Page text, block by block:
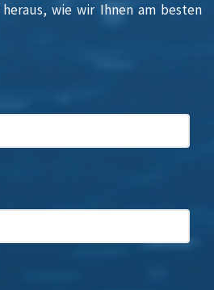
wie wir Ihnen am besten